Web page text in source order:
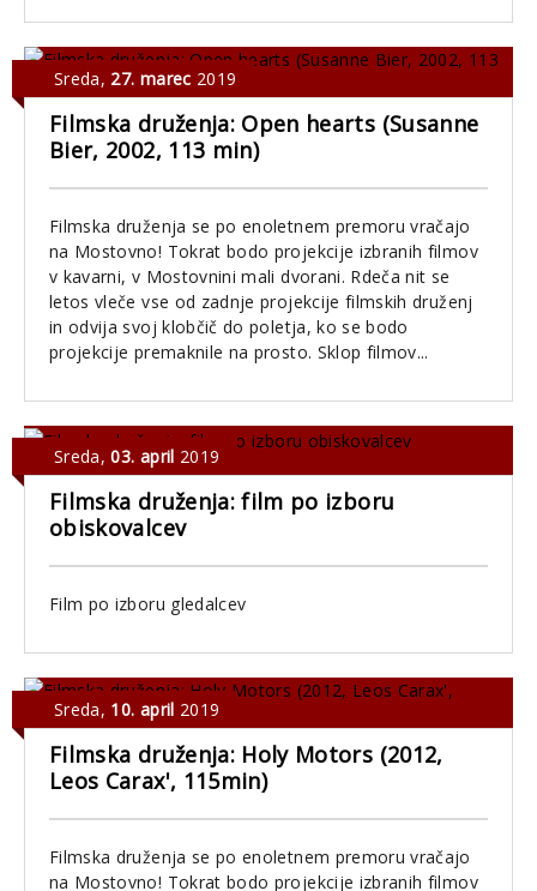
Sreda, 27. marec 2019
Filmska druženja: Open hearts (Susanne
Bier, 2002, 113 min)
Filmska druženja se po enoletnem premoru vračajo
na Mostovno! Tokrat bodo projekcije izbranih filmov
v kavarni, v Mostovnini mali dvorani. Rdeča nit se
letos vleče vse od zadnje projekcije filmskih druženj
in odvija svoj klobčič do poletja, ko se bodo
projekcije premaknile na prosto. Sklop filmov...
Sreda,03. april 2019
Filmska druženja: film po izboru
obiskovalcev
Film po izboru gledalcev
Sreda, 10. april 2019
Filmska druženja: Holy Motors (2012,
Leos Carax', 115min)
Filmska druženja se po enoletnem premoru vračajo
na Mostovno! Tokrat bodo projekcije izbranih filmov